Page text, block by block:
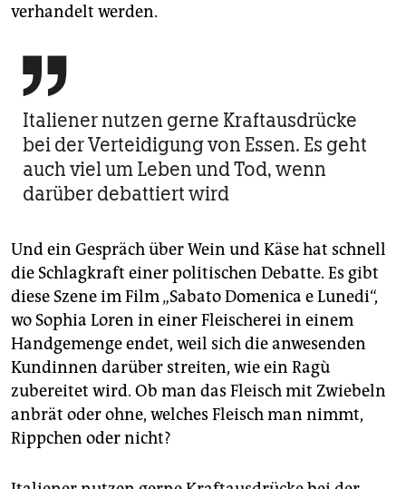
verhandelt werden.

Italiener nutzen gerne Kraftausdrücke
bei der Verteidigung von Essen. Es geht
auch viel um Leben und Tod, wenn
darüber debattiert wird
Und ein Gespräch über Wein und Käse hat schnell
die Schlagkraft einer politischen Debatte. Es gibt
diese Szene im Film „Sabato Domenica e Lunedi“,
wo Sophia Loren in einer Fleischerei in einem
Handgemenge endet, weil sich die anwesenden
Kundinnen darüber streiten, wie ein Ragù
zubereitet wird. Ob man das Fleisch mit Zwiebeln
anbrät oder ohne, welches Fleisch man nimmt,
Rippchen oder nicht?